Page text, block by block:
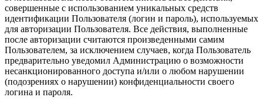
совершенные с использованием уникальных средств
идентификации Пользователя (логин и пароль), используемых
для авторизации Пользователя. Все действия, выполненные
после авторизации считаются произведенными самим
Пользователем, за исключением случаев, когда Пользователь
предварительно уведомил Администрацию о возможности
несанкционированного доступа и/или о любом нарушении
(подозрениях о нарушении) конфиденциальности своего
логина и пароля.